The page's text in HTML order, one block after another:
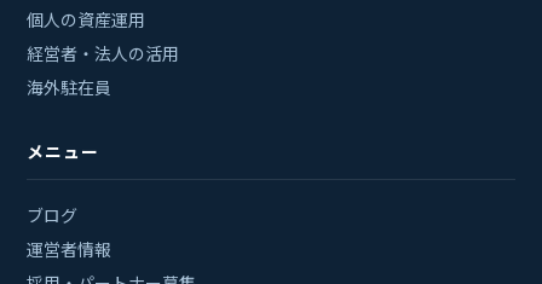
個人の資産運用
経営者・法人の活用
海外駐在員
メニュー
ブログ
運営者情報